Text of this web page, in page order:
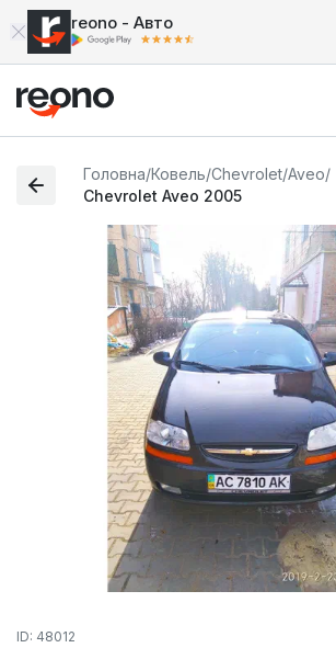
reono - Авто
Головна/Ковель/Chevrolet/Aveo/
Chevrolet Aveo 2005
ID: 48012